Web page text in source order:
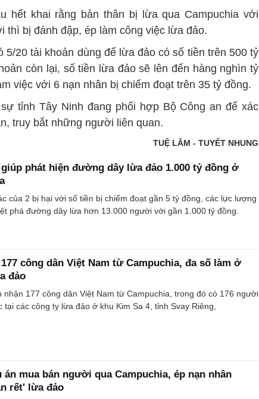
hết khai rằng bản thân bị lừa qua Campuchia với
thì bị đánh đập, ép làm công việc lừa đảo.
5/20 tài khoản dùng để lừa đảo có số tiền trên 500 tỷ
còn lại, số tiền lừa đảo sẽ lên đến hàng nghìn tỷ
việc với 6 nạn nhân bị chiếm đoạt trên 35 tỷ đồng.
tỉnh Tây Ninh đang phối hợp Bộ Công an để xác
truy bắt những người liên quan.
TUỆ LÂM - TUYẾT NHUNG
phát hiện đường dây lừa đảo 1.000 tỷ đồng ở
của 2 bị hại với số tiền bị chiếm đoạt gần 5 tỷ đồng, các lực lượng
phá đường dây lừa hơn 13.000 người với gần 1.000 tỷ đồng.
công dân Việt Nam từ Campuchia, đa số làm ở
đảo
nhận 177 công dân Việt Nam từ Campuchia, trong đó có 176 người
tại các công ty lừa đảo ở khu Kim Sa 4, tỉnh Svay Riêng,
mua bán người qua Campuchia, ép nạn nhân
rết' lừa đảo